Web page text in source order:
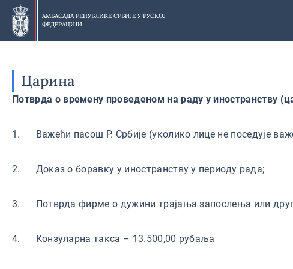
Прескочи
главни
део
АМБАСАДА РЕПУБЛИКЕ СРБИЈЕ У РУСКОЈ
ФЕДЕРАЦИЈИ
Царина
Потврда о времену проведеном на раду у иностранству
1. Важећи пасош Р. Србије (уколико лице не поседује
2. Доказ о боравку у иностранству у периоду рада;
3. Потврда фирме о дужини трајања запослења или
4. Конзуларна такса – 13.500,00 рубаља